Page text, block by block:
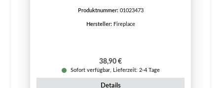
Produktnummer: 01023473
Hersteller: Fireplace
Regulärer Preis:
38,90 €
Sofort verfügbar, Lieferzeit: 2-4 Tage
Details